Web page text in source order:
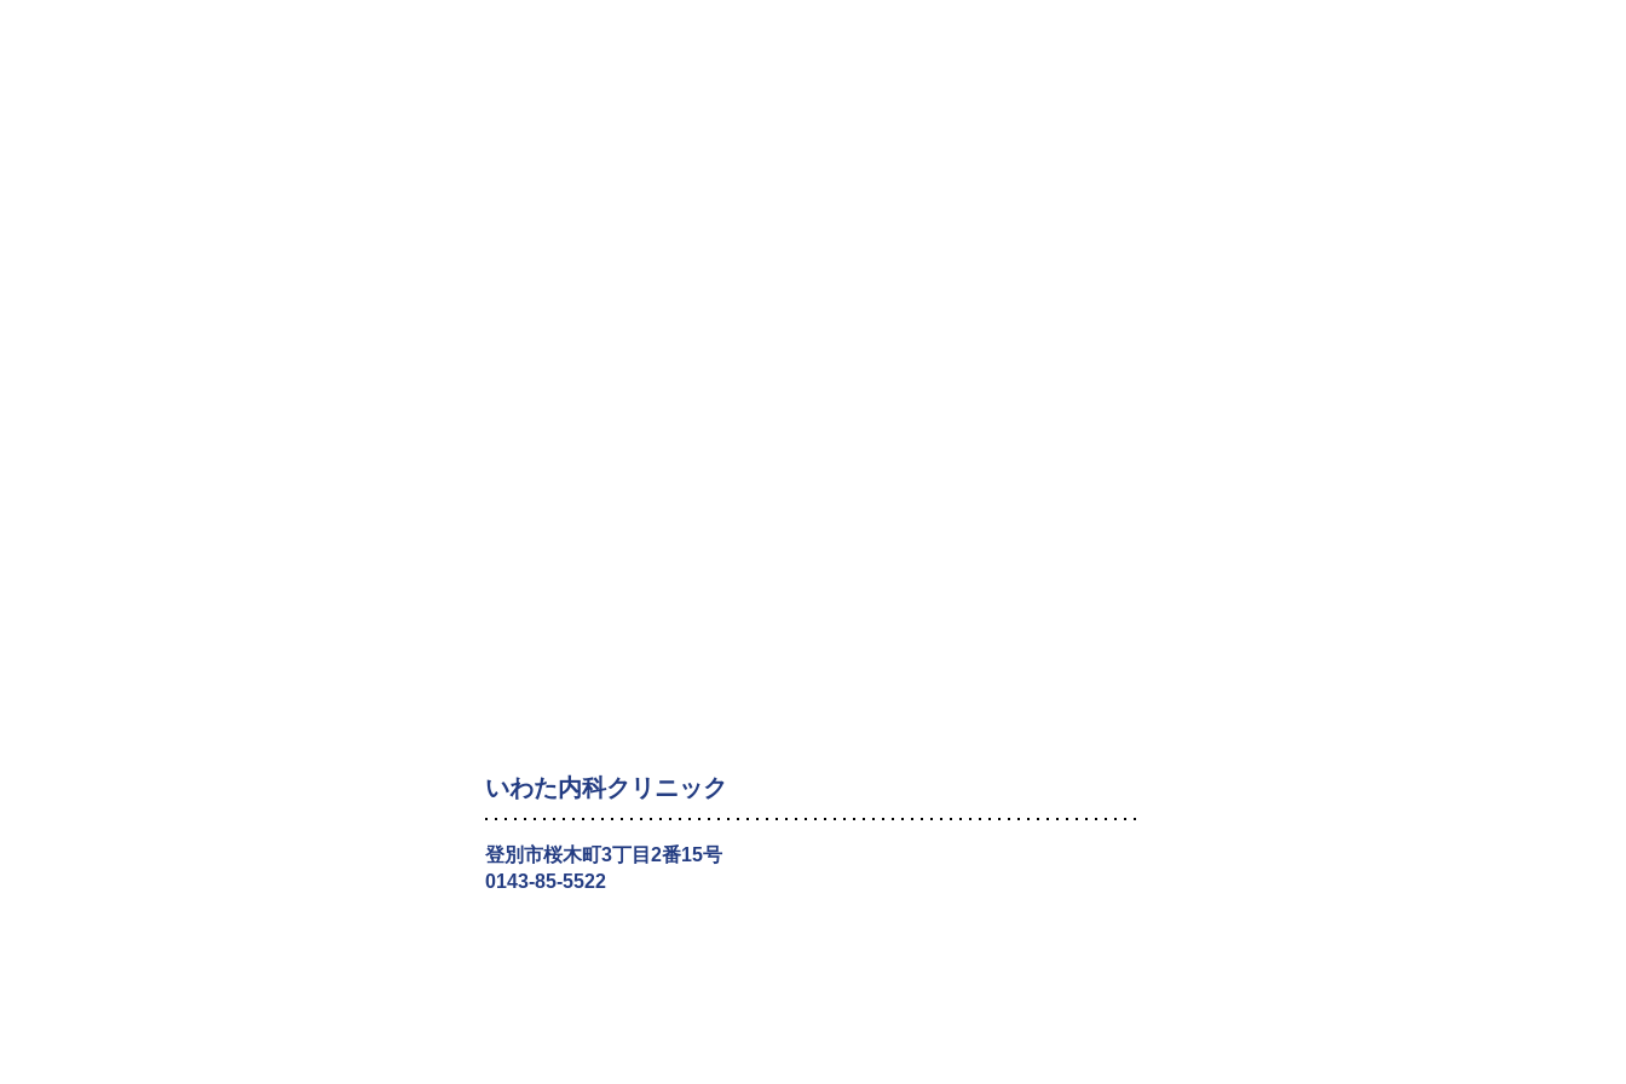
いわた内科クリニック
登別市桜木町3丁目2番15号
0143-85-5522